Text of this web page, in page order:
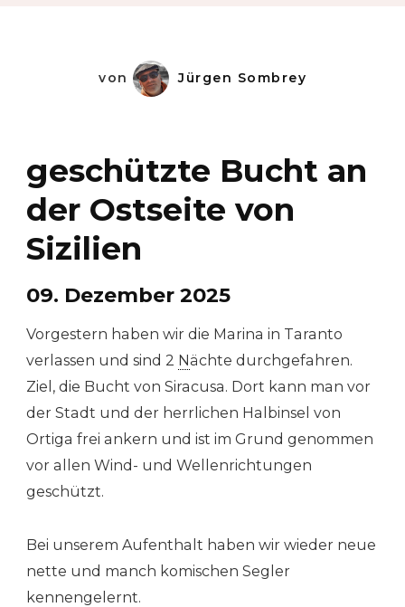
von Jürgen Sombrey
geschützte Bucht an
der Ostseite von
Sizilien
09. Dezember 2025
Vorgestern haben wir die Marina in Taranto
verlassen und sind 2 Nächte durchgefahren.
Ziel, die Bucht von Siracusa. Dort kann man vor
der Stadt und der herrlichen Halbinsel von
Ortiga frei ankern und ist im Grund genommen
vor allen Wind- und Wellenrichtungen
geschützt.
Bei unserem Aufenthalt haben wir wieder neue
nette und manch komischen Segler
kennengelernt.